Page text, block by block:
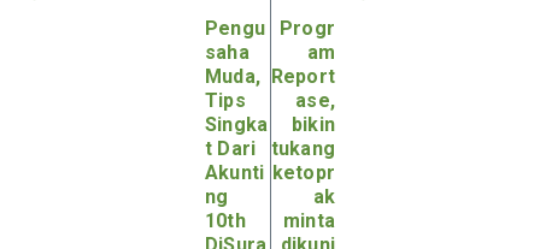
Pengu
saha
Muda,
Tips
Singka
t Dari
Akunti
ng
10th
Progr
am
Report
ase,
bikin
tukang
ketopr
ak
minta